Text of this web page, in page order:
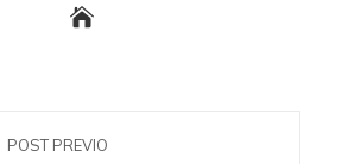
POST PREVIO